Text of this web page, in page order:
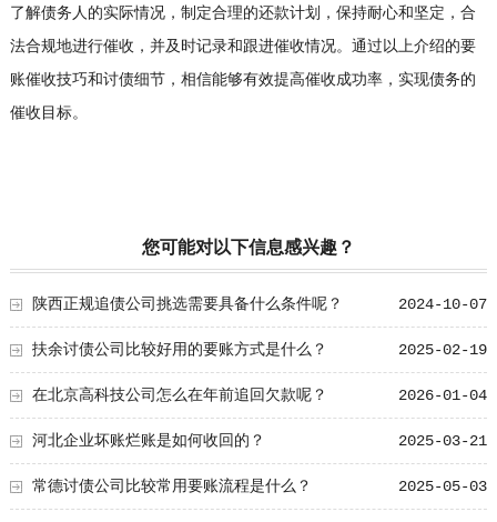
了解债务人的实际情况，制定合理的还款计划，保持耐心和坚定，合
法合规地进行催收，并及时记录和跟进催收情况。通过以上介绍的要
账催收技巧和讨债细节，相信能够有效提高催收成功率，实现债务的
催收目标。
您可能对以下信息感兴趣？
2024-10-07
陕西正规追债公司挑选需要具备什么条件呢？
2025-02-19
扶余讨债公司比较好用的要账方式是什么？
2026-01-04
在北京高科技公司怎么在年前追回欠款呢？
2025-03-21
河北企业坏账烂账是如何收回的？
2025-05-03
常德讨债公司比较常用要账流程是什么？